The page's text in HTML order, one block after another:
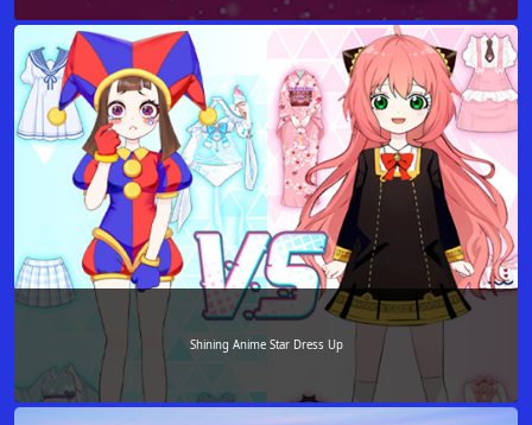
Shining Anime Star Dress Up